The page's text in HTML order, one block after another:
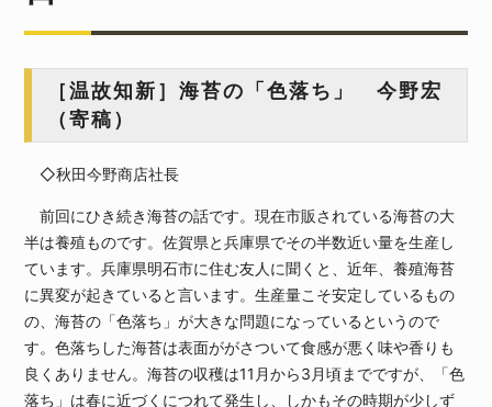
［温故知新］海苔の「色落ち」 今野宏
（寄稿）
◇秋田今野商店社長
前回にひき続き海苔の話です。現在市販されている海苔の大
半は養殖ものです。佐賀県と兵庫県でその半数近い量を生産し
ています。兵庫県明石市に住む友人に聞くと、近年、養殖海苔
に異変が起きていると言います。生産量こそ安定しているもの
の、海苔の「色落ち」が大きな問題になっているというので
す。色落ちした海苔は表面ががさついて食感が悪く味や香りも
良くありません。海苔の収穫は11月から3月頃までですが、「色
落ち」は春に近づくにつれて発生し、しかもその時期が少しず